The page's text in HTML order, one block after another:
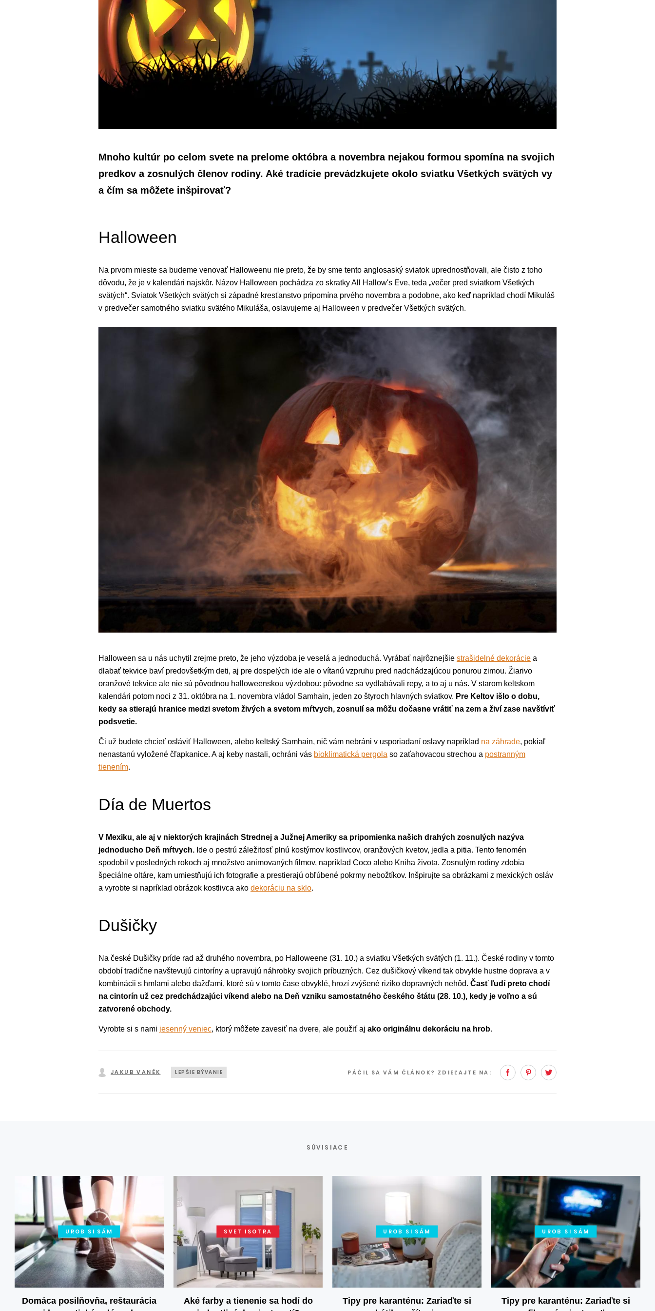
Mnoho kultúr po celom svete na prelome októbra a novembra nejakou formou spomína na svojich
predkov a zosnulých členov rodiny. Aké tradície prevádzkujete okolo sviatku Všetkých svätých vy
a čím sa môžete inšpirovať?
Halloween
Na prvom mieste sa budeme venovať Halloweenu nie preto, že by sme tento anglosaský sviatok uprednostňovali, ale čisto z toho
dôvodu, že je v kalendári najskôr. Názov Halloween pochádza zo skratky All Hallow's Eve, teda „večer pred sviatkom Všetkých
svätých“. Sviatok Všetkých svätých si západné kresťanstvo pripomína prvého novembra a podobne, ako keď napríklad chodí Mikuláš
v predvečer samotného sviatku svätého Mikuláša, oslavujeme aj Halloween v predvečer Všetkých svätých.
Halloween sa u nás uchytil zrejme preto, že jeho výzdoba je veselá a jednoduchá. Vyrábať najrôznejšie strašidelné dekorácie a
dlabať tekvice baví predovšetkým deti, aj pre dospelých ide ale o vítanú vzpruhu pred nadchádzajúcou ponurou zimou. Žiarivo
oranžové tekvice ale nie sú pôvodnou halloweenskou výzdobou: pôvodne sa vydlabávali repy, a to aj u nás. V starom keltskom
kalendári potom noci z 31. októbra na 1. novembra vládol Samhain, jeden zo štyroch hlavných sviatkov. Pre Keltov išlo o dobu,
kedy sa stierajú hranice medzi svetom živých a svetom mŕtvych, zosnulí sa môžu dočasne vrátiť na zem a živí zase navštíviť
podsvetie.
Či už budete chcieť osláviť Halloween, alebo keltský Samhain, nič vám nebráni v usporiadaní oslavy napríklad na záhrade, pokiaľ
nenastanú vyložené čľapkanice. A aj keby nastali, ochráni vás bioklimatická pergola so zaťahovacou strechou a postranným
tienením.
Día de Muertos
V Mexiku, ale aj v niektorých krajinách Strednej a Južnej Ameriky sa pripomienka našich drahých zosnulých nazýva
jednoducho Deň mŕtvych. Ide o pestrú záležitosť plnú kostýmov kostlivcov, oranžových kvetov, jedla a pitia. Tento fenomén
spodobil v posledných rokoch aj množstvo animovaných filmov, napríklad Coco alebo Kniha života. Zosnulým rodiny zdobia
špeciálne oltáre, kam umiestňujú ich fotografie a prestierajú obľúbené pokrmy nebožtíkov. Inšpirujte sa obrázkami z mexických osláv
a vyrobte si napríklad obrázok kostlivca ako dekoráciu na sklo.
Dušičky
Na české Dušičky príde rad až druhého novembra, po Halloweene (31. 10.) a sviatku Všetkých svätých (1. 11.). České rodiny v tomto
období tradične navštevujú cintoríny a upravujú náhrobky svojich príbuzných. Cez dušičkový víkend tak obvykle hustne doprava a v
kombinácii s hmlami alebo dažďami, ktoré sú v tomto čase obvyklé, hrozí zvýšené riziko dopravných nehôd. Časť ľudí preto chodí
na cintorín už cez predchádzajúci víkend alebo na Deň vzniku samostatného českého štátu (28. 10.), kedy je voľno a sú
zatvorené obchody.
Vyrobte si s nami jesenný veniec, ktorý môžete zavesiť na dvere, ale použiť aj ako originálnu dekoráciu na hrob.
JAKUB VANĚK LEPŠIE BÝVANIE PÁČIL SA VÁM ČLÁNOK? ZDIEĽAJTE NA: FacebookPinterest
SÚVISIACE
UROB SI SÁM
Domáca posilňovňa, reštaurácia
SVET ISOTRA
Aké farby a tienenie sa hodí do
UROB SI SÁM
Tipy pre karanténu: Zariaďte si
UROB SI SÁM
Tipy pre karanténu: Zariaďte si